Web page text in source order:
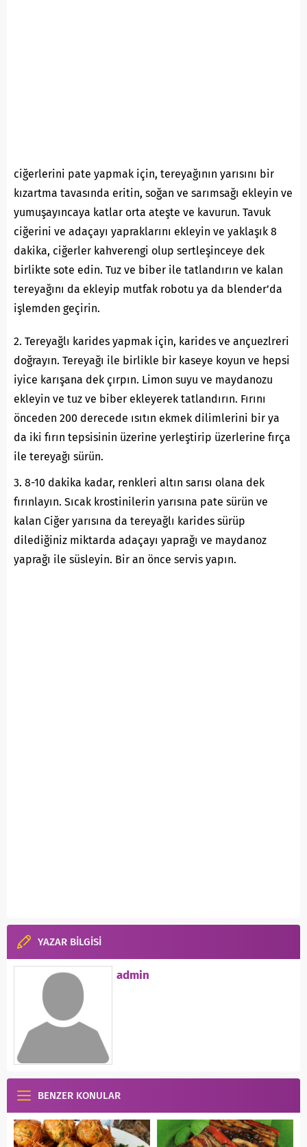
ciğerlerini pate yapmak için, tereyağının yarısını bir
kızartma tavasında eritin, soğan ve sarımsağı ekleyin ve
yumuşayıncaya katlar orta ateşte ve kavurun. Tavuk
ciğerini ve adaçayı yapraklarını ekleyin ve yaklaşık 8
dakika, ciğerler kahverengi olup sertleşinceye dek
birlikte sote edin. Tuz ve biber ile tatlandırın ve kalan
tereyağını da ekleyip mutfak robotu ya da blender’da
işlemden geçirin.
2. Tereyağlı karides yapmak için, karides ve ançuezlreri
doğrayın. Tereyağı ile birlikle bir kaseye koyun ve hepsi
iyice karışana dek çırpın. Limon suyu ve maydanozu
ekleyin ve tuz ve biber ekleyerek tatlandırın. Fırını
önceden 200 derecede ısıtın ekmek dilimlerini bir ya
da iki fırın tepsisinin üzerine yerleştirip üzerlerine fırça
ile tereyağı sürün.
3. 8-10 dakika kadar, renkleri altın sarısı olana dek
fırınlayın. Sıcak krostinilerin yarısına pate sürün ve
kalan Ciğer yarısına da tereyağlı karides sürüp
dilediğiniz miktarda adaçayı yaprağı ve maydanoz
yaprağı ile süsleyin. Bir an önce servis yapın.
YAZAR BİLGİSİ
admin
BENZER KONULAR